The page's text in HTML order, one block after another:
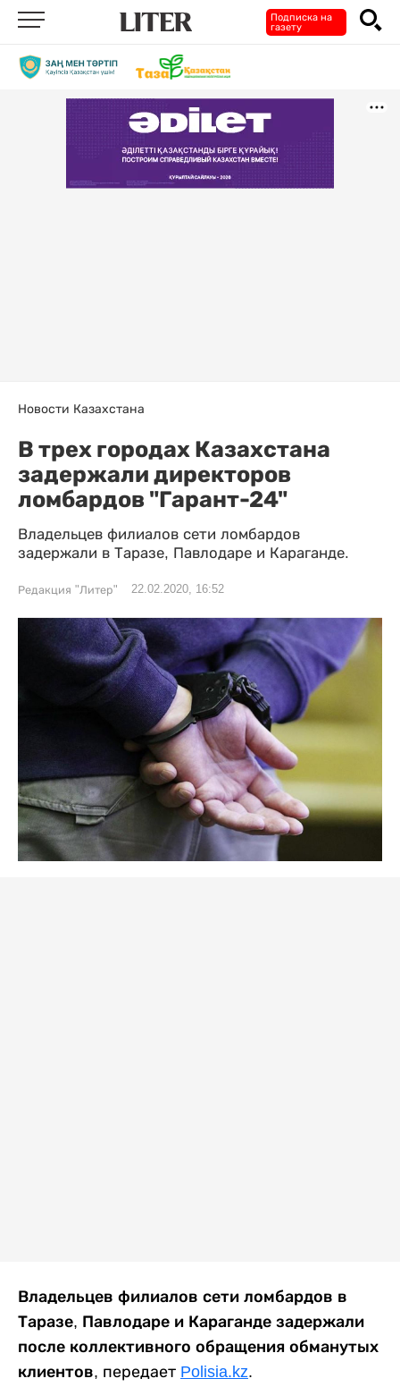
Подписка на
газету
Новости Казахстана
В трех городах Казахстана
задержали директоров
ломбардов "Гарант-24"
Владельцев филиалов сети ломбардов
задержали в Таразе, Павлодаре и Караганде.
Редакция "Литер" 22.02.2020, 16:52
Владельцев филиалов сети ломбардов в
Таразе, Павлодаре и Караганде задержали
после коллективного обращения обманутых
клиентов, передает Polisia.kz.